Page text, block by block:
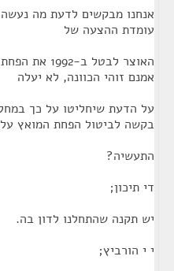
אנחנו מבקשים לדעת מה
עומדת ההצעה של
האוצר לבטל
אמנם זוהי הכוונה, לא יעלה
בקשה לביטול הפחת המואץ על
התעשיה?
די תיכון;
יש תקנה שהתחלנו לדון בה.
י י הורביץ;